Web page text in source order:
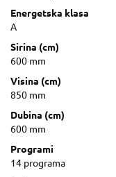
Energetska klasa
A
Sirina (cm)
600 mm
Visina (cm)
850 mm
Dubina (cm)
600 mm
Programi
14 programa